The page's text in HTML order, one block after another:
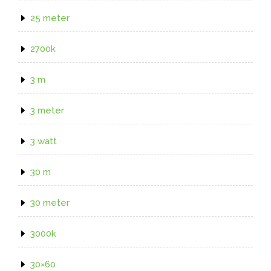
25 meter
2700k
3 m
3 meter
3 watt
30 m
30 meter
3000k
30×60